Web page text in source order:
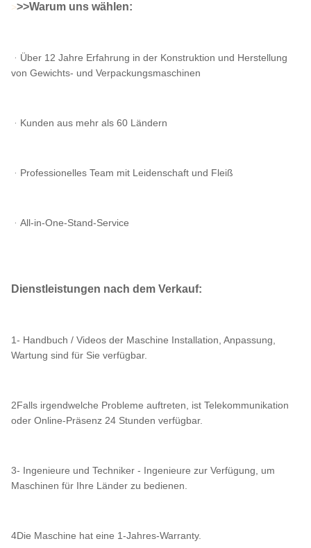
>>>Warum uns wählen:
ᆞÜber 12 Jahre Erfahrung in der Konstruktion und Herstellung
von Gewichts- und Verpackungsmaschinen
ᆞKunden aus mehr als 60 Ländern
ᆞProfessionelles Team mit Leidenschaft und Fleiß
ᆞAll-in-One-Stand-Service
Dienstleistungen nach dem Verkauf:
1- Handbuch / Videos der Maschine Installation, Anpassung,
Wartung sind für Sie verfügbar.
2Falls irgendwelche Probleme auftreten, ist Telekommunikation
oder Online-Präsenz 24 Stunden verfügbar.
3- Ingenieure und Techniker - Ingenieure zur Verfügung, um
Maschinen für Ihre Länder zu bedienen.
4Die Maschine hat eine 1-Jahres-Warranty.